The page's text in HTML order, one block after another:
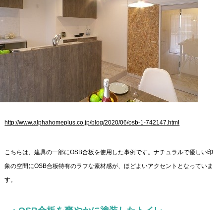
http://www.alphahomeplus.co.jp/blog/2020/06/osb-1-742147.html
こちらは、建具の一部にOSB合板を使用した事例です。ナチュラルで優しい印
象の空間にOSB合板特有のラフな素材感が、ほどよいアクセントとなっていま
す。